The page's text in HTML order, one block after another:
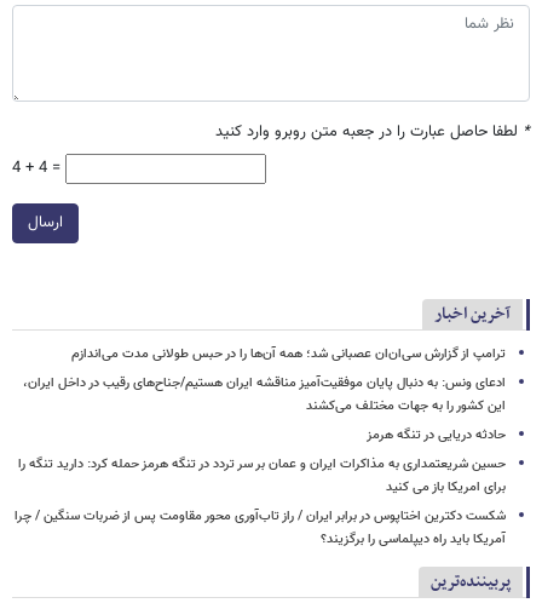
* لطفا حاصل عبارت را در جعبه متن روبرو وارد کنید
4 + 4 =
ارسال
آخرین اخبار
ترامپ از گزارش سی‌ان‌ان عصبانی شد؛ همه آن‌ها را در حبس طولانی مدت می‌اندازم
ادعای ونس: به دنبال پایان موفقیت‌آمیز مناقشه ایران هستیم/جناح‌های رقیب در داخل ایران،
این کشور را به جهات مختلف می‌کشند
حادثه دریایی در تنگه هرمز
حسین شریعتمداری به مذاکرات ایران و عمان بر سر تردد در تنگه هرمز حمله کرد: دارید تنگه را
برای امریکا باز می کنید
شکست دکترین اختاپوس در برابر ایران / راز تاب‌آوری محور مقاومت پس از ضربات سنگین / چرا
آمریکا باید راه دیپلماسی را برگزیند؟
پربیننده‌ترین